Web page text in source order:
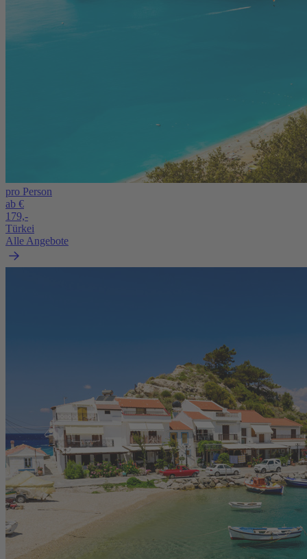
pro Person
ab €
179,-
Türkei
Alle Angebote